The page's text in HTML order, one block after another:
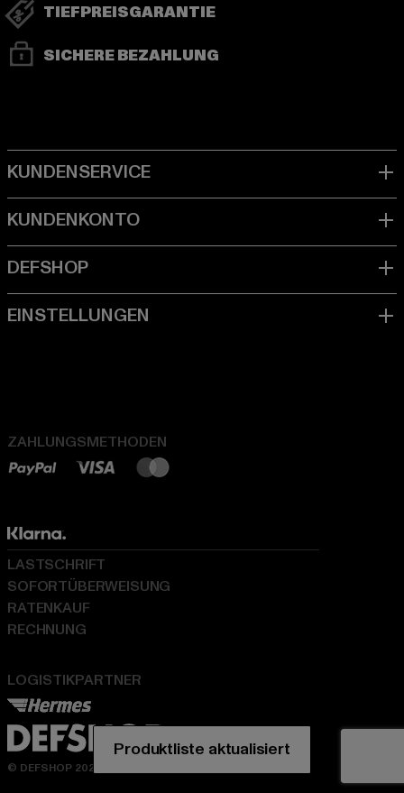
TIEFPREISGARANTIE
SICHERE BEZAHLUNG
ZAHLUNGSMETHODEN
LOGISTIKPARTNER
LASTSCHRIFT
SOFORTÜBERWEISUNG
RATENKAUF
RECHNUNG
© DEFSHOP 2026. Alle Rechte vorbehalten